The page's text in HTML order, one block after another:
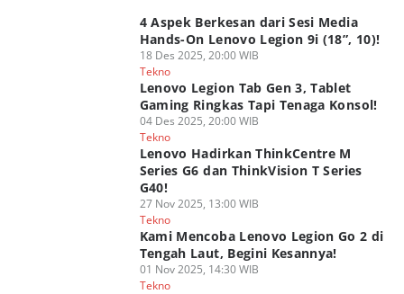
4 Aspek Berkesan dari Sesi Media
Hands-On Lenovo Legion 9i (18”, 10)!
18 Des 2025, 20:00 WIB
Tekno
Lenovo Legion Tab Gen 3, Tablet
Gaming Ringkas Tapi Tenaga Konsol!
04 Des 2025, 20:00 WIB
Tekno
Lenovo Hadirkan ThinkCentre M
Series G6 dan ThinkVision T Series
G40!
27 Nov 2025, 13:00 WIB
Tekno
Kami Mencoba Lenovo Legion Go 2 di
Tengah Laut, Begini Kesannya!
01 Nov 2025, 14:30 WIB
Tekno